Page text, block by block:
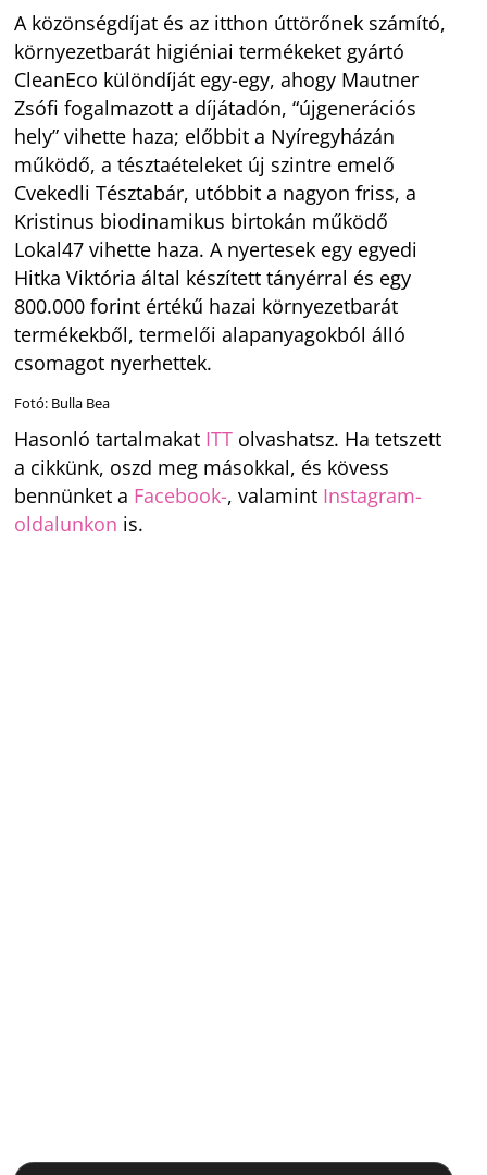
A közönségdíjat és az itthon úttörőnek számító,
környezetbarát higiéniai termékeket gyártó
CleanEco különdíját egy-egy, ahogy Mautner
Zsófi fogalmazott a díjátadón, “újgenerációs
hely” vihette haza; előbbit a Nyíregyházán
működő, a tésztaételeket új szintre emelő
Cvekedli Tésztabár, utóbbit a nagyon friss, a
Kristinus biodinamikus birtokán működő
Lokal47 vihette haza. A nyertesek egy egyedi
Hitka Viktória által készített tányérral és egy
800.000 forint értékű hazai környezetbarát
termékekből, termelői alapanyagokból álló
csomagot nyerhettek.
Fotó: Bulla Bea
Hasonló tartalmakat ITT olvashatsz. Ha tetszett
a cikkünk, oszd meg másokkal, és kövess
bennünket a Facebook-, valamint Instagram-
oldalunkon is.